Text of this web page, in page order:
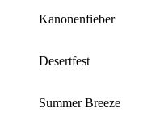
Kanonenfieber
Desertfest
Summer Breeze